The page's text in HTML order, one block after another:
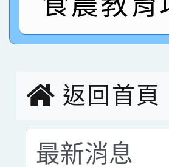
臺灣台語-第
市賽榮獲科
返回首頁
選擇後頁面